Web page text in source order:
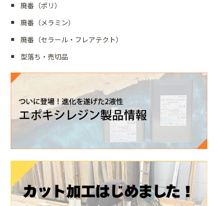
廃番（ポリ）
廃番（メラミン）
廃番（セラール・フレアテクト）
型落ち・売切品